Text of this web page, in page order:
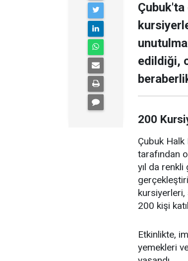
edildiği,
200
Çubuk
tarafından
yıl da
kursiyerleri,
200 kişi
Etkinlikte,
yemekleri